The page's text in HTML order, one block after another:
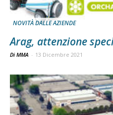
NOVITÀ DALLE AZIENDE
Arag, attenzione
Di MMA - 13 Dicembre 2021